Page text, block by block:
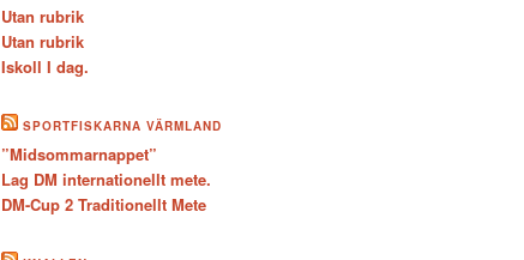
Utan rubrik
Utan rubrik
Iskoll I dag.
SPORTFISKARNA VÄRMLAND
”Midsommarnappet”
Lag DM internationellt mete.
DM-Cup 2 Traditionellt Mete